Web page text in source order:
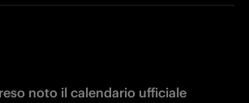
noto il calendario ufficiale